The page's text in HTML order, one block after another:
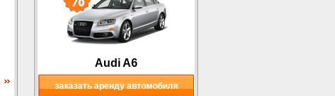
Audi A6
заказать аренду автомобиля